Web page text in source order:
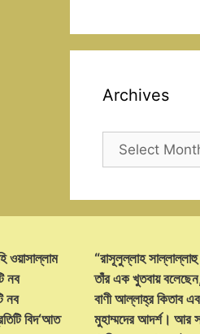
Archives
Archives
ওয়াসাল্লাম
নব
নব
বিদ‘আত
“রাসূলুল্লাহ
তাঁর এক খুতবায়
বাণী আল্লাহ্‌র কিতাব
মুহাম্মদের আদর্শ। আর